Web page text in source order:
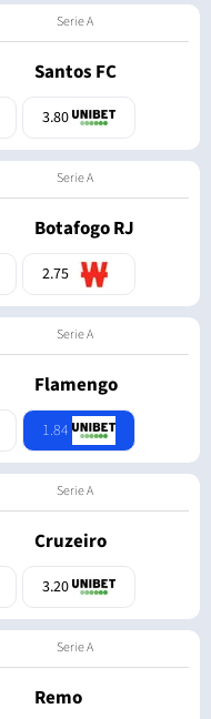
Serie A
Santos FC
3.80
Serie A
Botafogo RJ
2.75
Serie A
Flamengo
1.84
Serie A
Cruzeiro
3.20
Serie A
Remo